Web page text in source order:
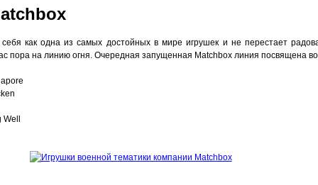
как одна из самых достойных в мире игрушек и не перестает
пора на линию огня. Очередная запущенная Matchbox линия посвящена